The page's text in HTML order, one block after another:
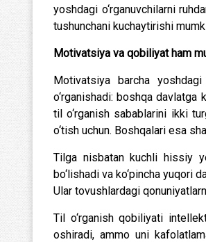
yoshdagi o‘rganuvchilarni
tushunchani kuchaytirishi
Motivatsiya va qobiliyat ham
Motivatsiya barcha
o‘rganishadi: boshqa davlatga
til o‘rganish sabablarini ikki
o‘tish uchun. Boshqalari esa
Tilga nisbatan kuchli hissiy
bo‘lishadi va ko‘pincha yuqori
Ular tovushlardagi
Til o‘rganish qobiliyati
oshiradi, ammo uni